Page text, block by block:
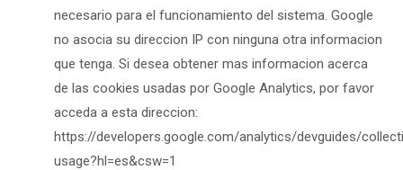
necesario para el funcionamiento del sistema. Google
no asocia su direccion IP con ninguna otra informacion
que tenga. Si desea obtener mas informacion acerca
de las cookies usadas por Google Analytics, por favor
acceda a esta direccion:
https://developers.google.com/analytics/devguides/
usage?hl=es&csw=1